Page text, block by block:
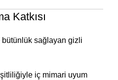
Katkısı
bütünlük sağlayan gizli
iç mimari uyum